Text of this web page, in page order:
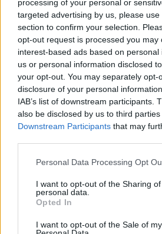
processing of your personal or
targeted advertising by us, please
section to confirm your selection.
opt-out request is processed you may
interest-based ads based on
us or personal information disclosed
your opt-out. You may separately opt-
disclosure of your personal
IAB’s list of downstream participants.
also be disclosed by us to third
Downstream Participants that may
Personal Data Processing Opt
I want to opt-out of the Sharing
personal data.
Opted In
I want to opt-out of the Sale of my
Από παιδί στις ακαδημίες,
το σήμα στο στήθος. Έζησα
άνοδο από τη Γ’ Εθνική, τις
ανόδους, το όνειρο της Α’
κάνω το βήμα παραπάνω,
στην ΑΕΚ, μία από τις
χώρας. Και γύρισα, γιατί
ξανά σε αυτόν τον σύλλογο
Τρία χρόνια τώρα, έδωσα τα
στη ζωή μου πως όταν δεν
αξία σου, τότε ο μόνος δρόμος
αξιοπρεπής αποχώρηση. Κι